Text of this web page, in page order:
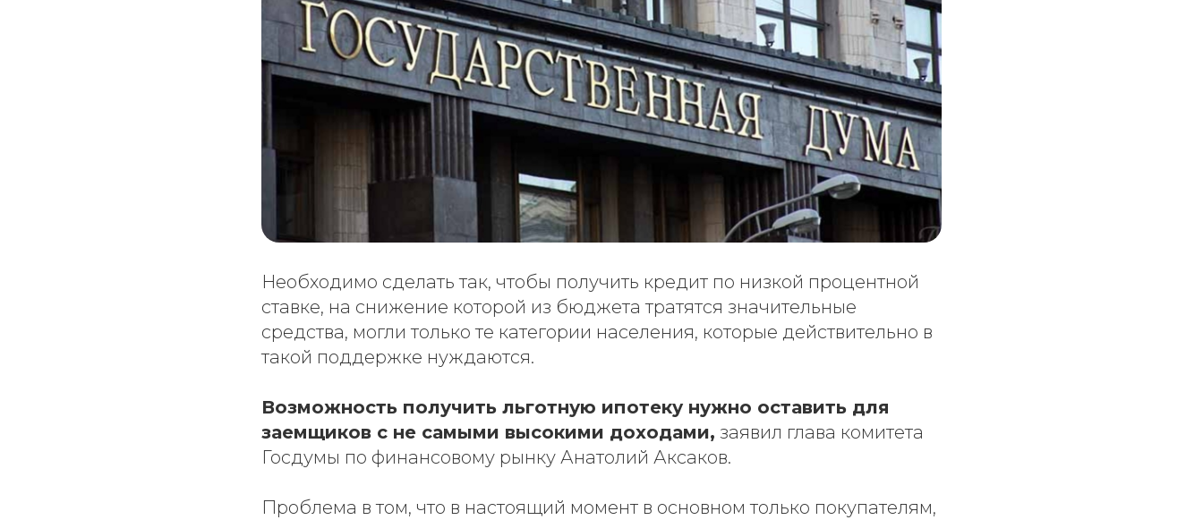
Необходимо сделать так, чтобы получить кредит по низкой процентной
ставке, на снижение которой из бюджета тратятся значительные
средства, могли только те категории населения, которые действительно в
такой поддержке нуждаются.
Возможность получить льготную ипотеку нужно оставить для
заемщиков с не самыми высокими доходами, заявил глава комитета
Госдумы по финансовому рынку Анатолий Аксаков.
Проблема в том, что в настоящий момент в основном только покупателям,